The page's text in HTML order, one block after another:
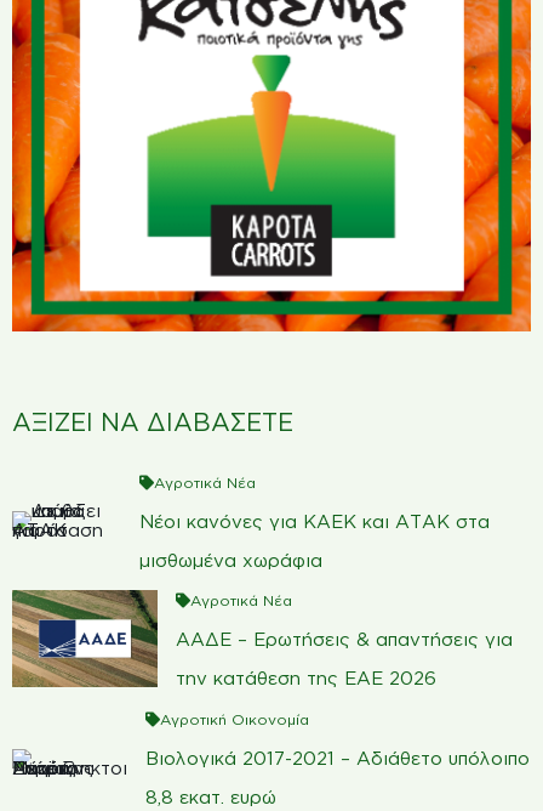
ΑΞΙΖΕΙ ΝΑ ΔΙΑΒΑΣΕΤΕ
Αγροτικά Νέα
Νέοι κανόνες για ΚΑΕΚ και ΑΤΑΚ στα
μισθωμένα χωράφια
Αγροτικά Νέα
ΑΑΔΕ – Ερωτήσεις & απαντήσεις για
την κατάθεση της ΕΑΕ 2026
Αγροτική Οικονομία
Βιολογικά 2017-2021 – Αδιάθετο υπόλοιπο
8,8 εκατ. ευρώ